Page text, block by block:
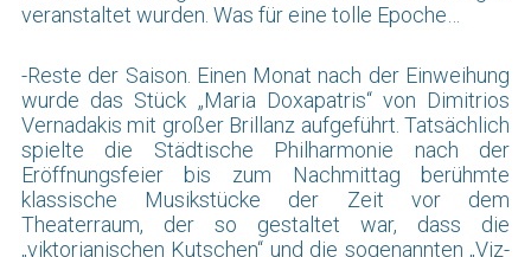
veranstaltet wurden. Was für eine tolle Epoche…
-Reste der Saison. Einen Monat nach der Einweihung
wurde das Stück „Maria Doxapatris“ von Dimitrios
Vernadakis mit großer Brillanz aufgeführt. Tatsächlich
spielte die Städtische Philharmonie nach der
Eröffnungsfeier bis zum Nachmittag berühmte
klassische Musikstücke der Zeit vor dem
Theaterraum, der so gestaltet war, dass die
„viktorianischen Kutschen“ und die sogenannten „Viz-